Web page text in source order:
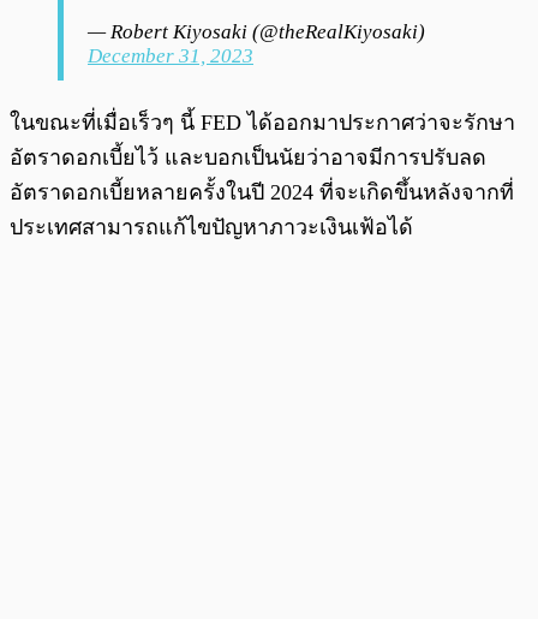
— Robert Kiyosaki (@theRealKiyosaki)
December 31, 2023
ในขณะที่เมื่อเร็วๆ นี้ FED ได้ออกมาประกาศว่าจะรักษา
อัตราดอกเบี้ยไว้ และบอกเป็นนัยว่าอาจมีการปรับลด
อัตราดอกเบี้ยหลายครั้งในปี 2024 ที่จะเกิดขึ้นหลังจากที่
ประเทศสามารถแก้ไขปัญหาภาวะเงินเฟ้อได้